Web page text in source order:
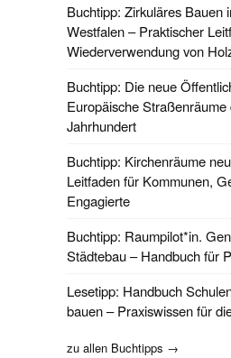
Buchtipp: Zirkuläres Bauen
Westfalen – Praktischer
Wiederverwendung von
Buchtipp: Die neue
Europäische Straßenräume
Jahrhundert
Buchtipp: Kirchenräume
Leitfaden für Kommunen,
Engagierte
Buchtipp: Raumpilot*in.
Städtebau – Handbuch für
Lesetipp: Handbuch
bauen – Praxiswissen für
zu allen Buchtipps →